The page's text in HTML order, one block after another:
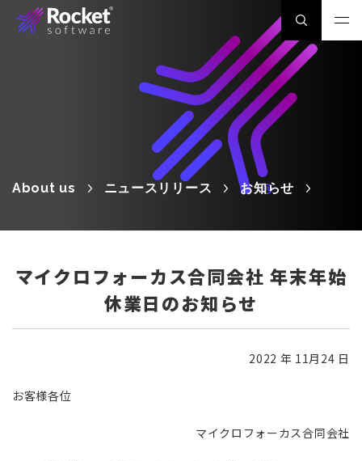
About us ニュースリリース お知らせ
マイクロフォーカス合同会社 年末年始
休業日のお知らせ
2022 年 11月24 日
お客様各位
マイクロフォーカス合同会社